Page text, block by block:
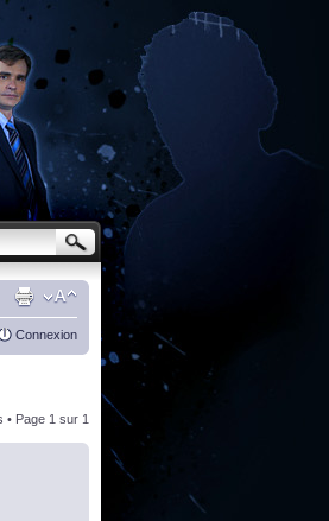
Connexion
• Page 1 sur 1